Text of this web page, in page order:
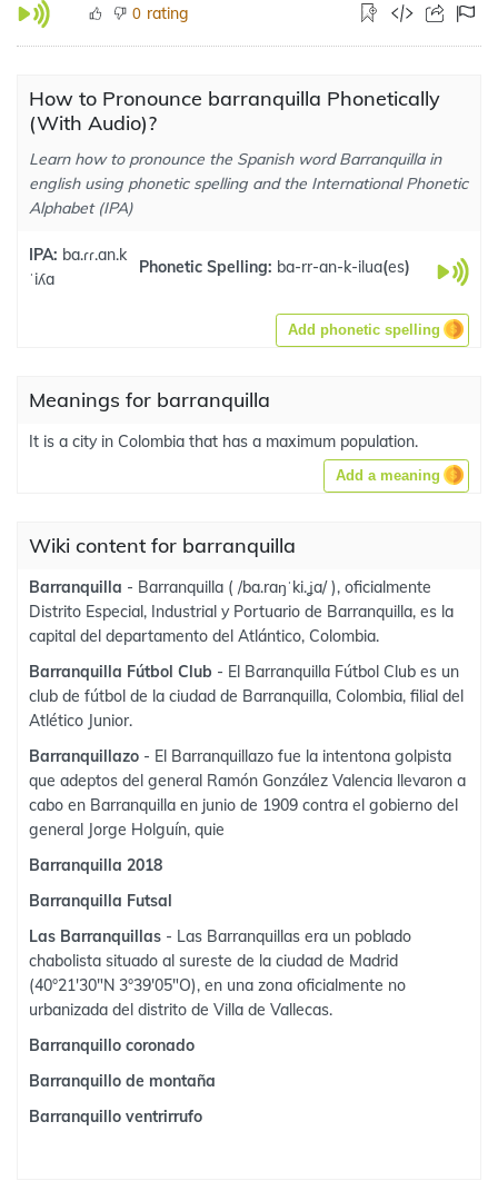
0 rating
How to Pronounce barranquilla Phonetically
(With Audio)?
Learn how to pronounce the Spanish word Barranquilla in
english using phonetic spelling and the International Phonetic
Alphabet (IPA)
IPA: ba.ɾɾ.an.k
ˈiʎa
Phonetic Spelling: ba-rr-an-k-ilua(es)
Add phonetic spelling
Meanings for barranquilla
It is a city in Colombia that has a maximum population.
Add a meaning
Wiki content for barranquilla
Barranquilla - Barranquilla ( /ba.raŋˈki.ʝa/ ), oficialmente
Distrito Especial, Industrial y Portuario de Barranquilla, es la
capital del departamento del Atlántico, Colombia.
Barranquilla Fútbol Club - El Barranquilla Fútbol Club es un
club de fútbol de la ciudad de Barranquilla, Colombia, filial del
Atlético Junior.
Barranquillazo - El Barranquillazo fue la intentona golpista
que adeptos del general Ramón González Valencia llevaron a
cabo en Barranquilla en junio de 1909 contra el gobierno del
general Jorge Holguín, quie
Barranquilla 2018
Barranquilla Futsal
Las Barranquillas - Las Barranquillas era un poblado
chabolista situado al sureste de la ciudad de Madrid
(40°21′30″N 3°39′05″O), en una zona oficialmente no
urbanizada del distrito de Villa de Vallecas.
Barranquillo coronado
Barranquillo de montaña
Barranquillo ventrirrufo